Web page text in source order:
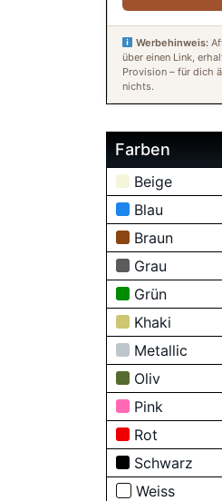
Werbehinweis:
über einen Link,
Provision – für dich
nichts.
Farben
Beige
Blau
Braun
Grau
Grün
Khaki
Metallic
Oliv
Pink
Rot
Schwarz
Weiss